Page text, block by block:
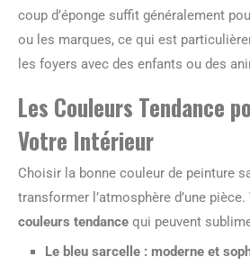
coup d’éponge suffit généralement
ou les marques, ce qui est
les foyers avec des enfants ou des
Les Couleurs Tendance
Votre Intérieur
Choisir la bonne couleur de peinture
transformer l’atmosphère d’une
couleurs tendance qui peuvent
Le bleu sarcelle : moderne et